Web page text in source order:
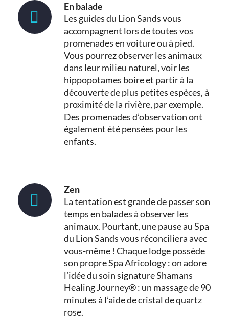
En balade
Les guides du Lion Sands vous
accompagnent lors de toutes vos
promenades en voiture ou à pied.
Vous pourrez observer les animaux
dans leur milieu naturel, voir les
hippopotames boire et partir à la
découverte de plus petites espèces, à
proximité de la rivière, par exemple.
Des promenades d’observation ont
également été pensées pour les
enfants.
Zen
La tentation est grande de passer son
temps en balades à observer les
animaux. Pourtant, une pause au Spa
du Lion Sands vous réconciliera avec
vous-même ! Chaque lodge possède
son propre Spa Africology : on adore
l’idée du soin signature Shamans
Healing Journey® : un massage de 90
minutes à l’aide de cristal de quartz
rose.